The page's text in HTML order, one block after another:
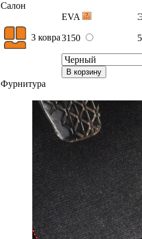
Салон
EVA
3 ковра3150
В корзину
Фурнитура